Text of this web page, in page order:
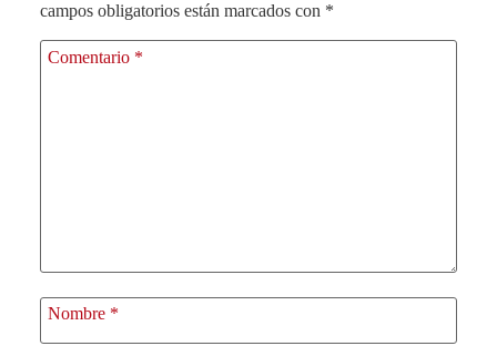
campos obligatorios están marcados con *
Comentario *
Nombre *